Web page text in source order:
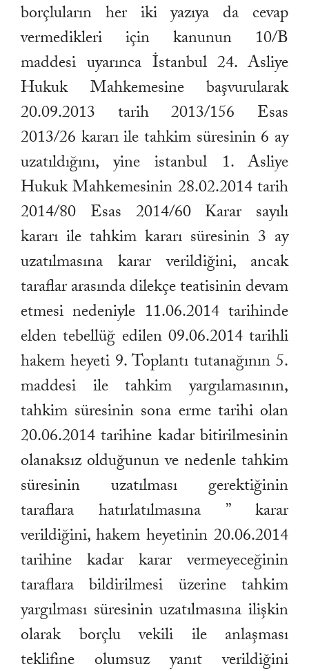
borçluların her iki yazıya da cevap
vermedikleri için kanunun 10/B
maddesi uyarınca İstanbul 24. Asliye
Hukuk Mahkemesine başvurularak
20.09.2013 tarih 2013/156 Esas
2013/26 kararı ile tahkim süresinin 6 ay
uzatıldığını, yine istanbul 1. Asliye
Hukuk Mahkemesinin 28.02.2014 tarih
2014/80 Esas 2014/60 Karar sayılı
kararı ile tahkim kararı süresinin 3 ay
uzatılmasına karar verildiğini, ancak
taraflar arasında dilekçe teatisinin devam
etmesi nedeniyle 11.06.2014 tarihinde
elden tebellüğ edilen 09.06.2014 tarihli
hakem heyeti 9. Toplantı tutanağının 5.
maddesi ile tahkim yargılamasının,
tahkim süresinin sona erme tarihi olan
20.06.2014 tarihine kadar bitirilmesinin
olanaksız olduğunun ve nedenle tahkim
süresinin uzatılması gerektiğinin
taraflara hatırlatılmasına ” karar
verildiğini, hakem heyetinin 20.06.2014
tarihine kadar karar vermeyeceğinin
taraflara bildirilmesi üzerine tahkim
yargılması süresinin uzatılmasına ilişkin
olarak borçlu vekili ile anlaşması
teklifine olumsuz yanıt verildiğini